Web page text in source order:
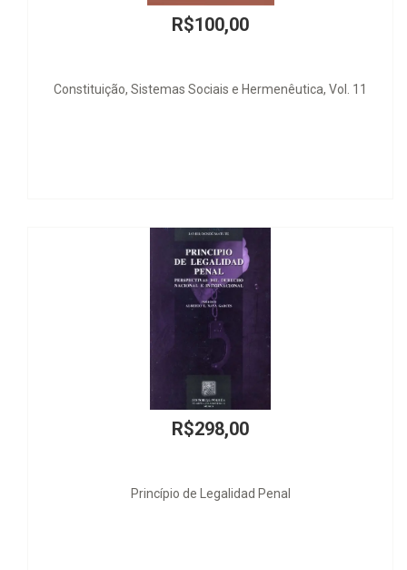
Sistemas Sociais e Hermenêutica, Vol. 11
Princípio de Legalidad Penal